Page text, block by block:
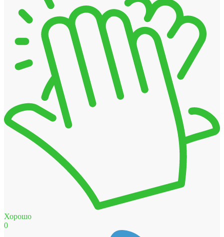
Хорошо
0